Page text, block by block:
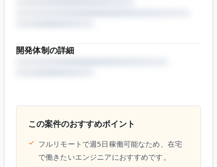
開発体制の詳細
この案件のおすすめポイント
✓ フルリモートで週5日稼働可能なため、在宅
で働きたいエンジニアにおすすめです。